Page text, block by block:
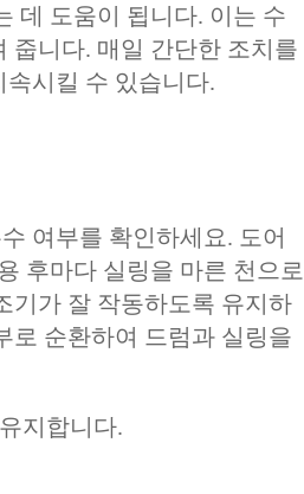
데 도움이 됩니다. 이는 수
줍니다. 매일 간단한 조치를
시킬 수 있습니다.
여부를 확인하세요. 도어
후마다 실링을 마른 천으로
기가 잘 작동하도록 유지하
로 순환하여 드럼과 실링을
지합니다.